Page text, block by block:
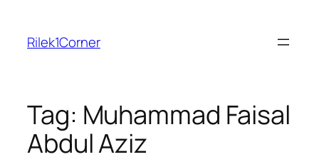
content
Rilek1Corner
Tag: Muhammad Faisal
Abdul Aziz